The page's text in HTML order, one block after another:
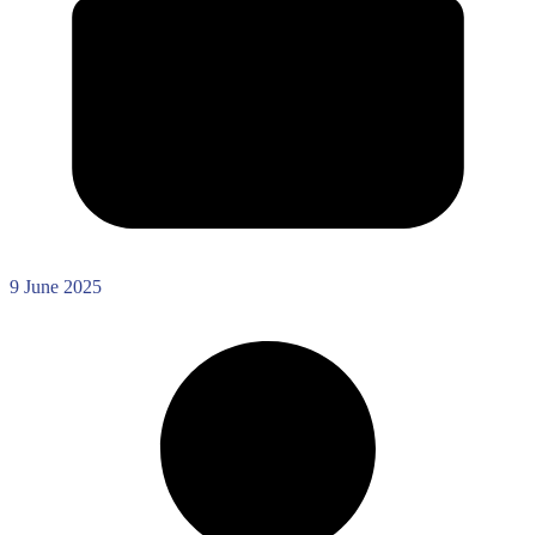
9 June 2025